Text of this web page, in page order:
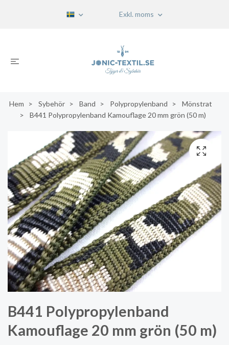
Exkl. moms
Hem Sybehör Band Polypropylenband
Mönstrat
B441 Polypropylenband Kamouflage 20 mm grön (50 m)
B441 Polypropylenband
Kamouflage 20 mm grön (50 m)